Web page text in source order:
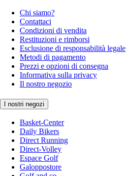
Chi siamo?
Contattaci
Condizioni di vendita
Restituzioni e rimborsi
Esclusione di responsabilità legale
Metodi di pagamento
Prezzi e opzioni di consegna
Informativa sulla privacy
Il nostro negozio
I nostri negozi
Basket-Center
Daily Bikers
Direct Running
Direct-Volley
Espace Golf
Galoppostore